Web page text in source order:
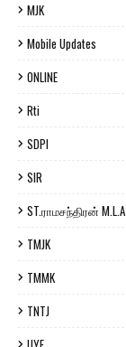
MJK
Mobile Updates
ONLINE
Rti
SDPI
SIR
ST.ராமசந்திரன் M.L.A
TMJK
TMMK
TNTJ